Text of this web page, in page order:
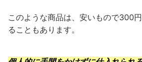
このような商品は、安いもので300
ることもあります。